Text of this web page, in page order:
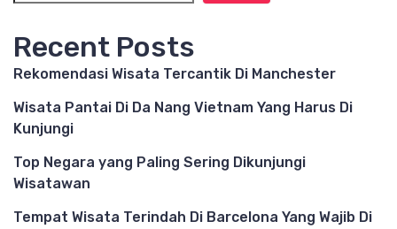
Recent Posts
Rekomendasi Wisata Tercantik Di Manchester
Wisata Pantai Di Da Nang Vietnam Yang Harus Di
Kunjungi
Top Negara yang Paling Sering Dikunjungi
Wisatawan
Tempat Wisata Terindah Di Barcelona Yang Wajib Di